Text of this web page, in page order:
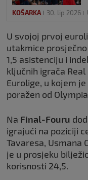
KOŠARKA 30. lip 2026
U svojoj prvoj
utakmice prosječno
1,5 asistenciju i
ključnih igrača
Eurolige, u kojem
poražen od
Na Final-Fouru
igrajući na poziciji
Tavaresa, Usmana
je u prosjeku
korisnosti 24,5.